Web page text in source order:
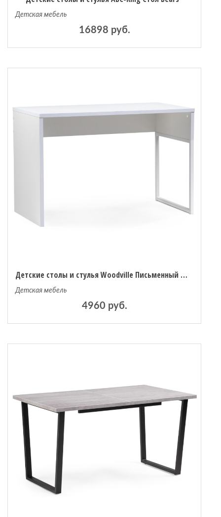
Детская мебель
16898 руб.
Детские столы и стулья Woodville Письменный стол Ниа
Детская мебель
4960 руб.